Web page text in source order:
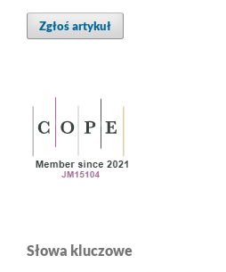
Zgłoś artykuł
Słowa kluczowe